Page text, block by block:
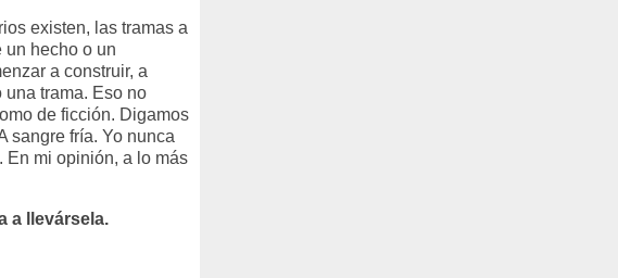
existen, las tramas a
un hecho o un
a construir, a
trama. Eso no
de ficción. Digamos
sangre fría. Yo nunca
En mi opinión, a lo más
a llevársela.